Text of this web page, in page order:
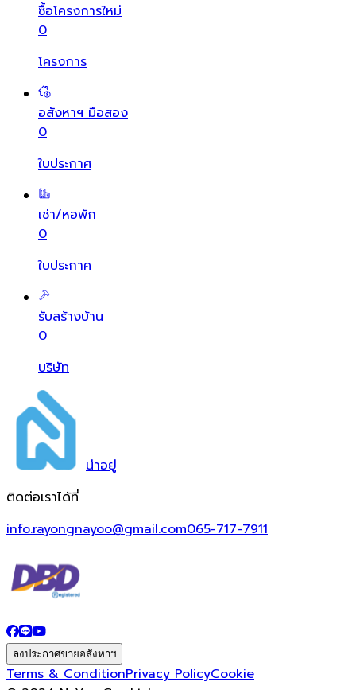
ซื้อโครงการใหม่
0
โครงการ
อสังหาฯ มือสอง
0
ใบประกาศ
เช่า/หอพัก
0
ใบประกาศ
รับสร้างบ้าน
0
บริษัท
น่าอยู่
ติดต่อเราได้ที่
info.rayongnayoo@gmail.com065-717-7911
ลงประกาศขายอสังหาฯ
Terms & ConditionPrivacy PolicyCookie